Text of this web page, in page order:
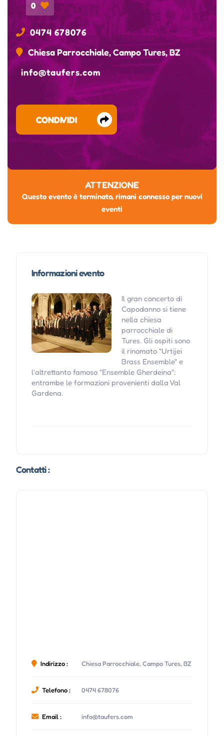
0
0474 678076
Chiesa Parrocchiale, Campo Tures, BZ
info@taufers.com
CONDIVIDI
ATTENZIONE
Questo evento è terminato, rimani connesso per nuovi
eventi
Informazioni evento
Il gran concerto di
Capodanno si tiene
nella chiesa
parrocchiale di
Tures. Gli ospiti sono
il rinomato "Urtijei
Brass Ensemble" e
l'altrettanto famoso "Ensemble Gherdeina":
entrambe le formazioni provenienti dalla Val
Gardena.
Contatti :
Indirizzo : Chiesa Parrocchiale, Campo Tures, BZ
Telefono : 0474 678076
Email : info@taufers.com